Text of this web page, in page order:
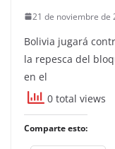
21 de noviembre de
Bolivia jugará
la repesca del
en el
0 total views
Comparte esto: